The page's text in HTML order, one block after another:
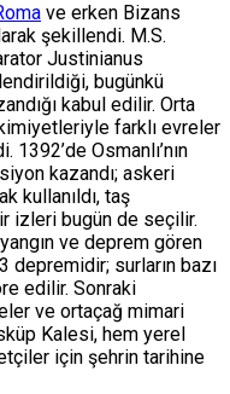
ve erken Bizans
şekillendi. M.S.
Justinianus
bugünkü
kabul edilir. Orta
farklı evreler
Osmanlı’nın
kazandı; askeri
kullanıldı, taş
izleri bugün de seçilir.
ve deprem gören
depremidir; surların bazı
edilir. Sonraki
ve ortaçağ mimari
Kalesi, hem yerel
için şehrin tarihine